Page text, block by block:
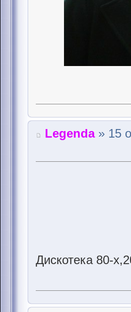
Legenda» 15
Дискотека 80-